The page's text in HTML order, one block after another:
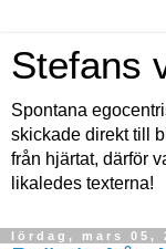
Stefans
Spontana
skickade direkt till
från hjärtat, därför
likaledes texterna!
lördag, mars 05,